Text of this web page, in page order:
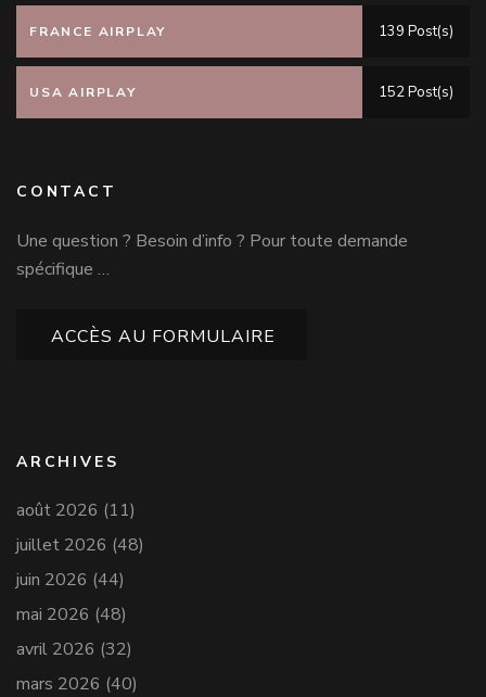
FRANCE AIRPLAY 139 Post(s)
USA AIRPLAY 152 Post(s)
CONTACT
Une question ? Besoin d’info ? Pour toute demande
spécifique …
ACCÈS AU FORMULAIRE
ARCHIVES
août 2026 (11)
juillet 2026 (48)
juin 2026 (44)
mai 2026 (48)
avril 2026 (32)
mars 2026 (40)